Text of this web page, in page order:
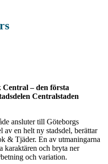
– den första
Centralstaden
ansluter till Göteborgs
av en helt ny stadsdel, berättar
& Tjäder. En av utmaningarna
karaktären och bryta ner
och variation.